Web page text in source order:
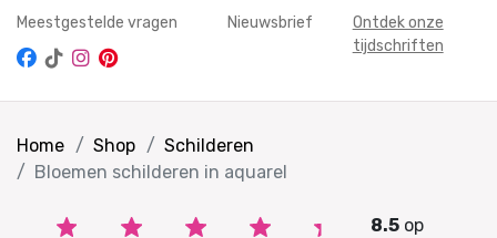
Meestgestelde vragen Nieuwsbrief
Ontdek onze
tijdschriften
Home Shop
Schilderen
Bloemen schilderen in aquarel
8.5op